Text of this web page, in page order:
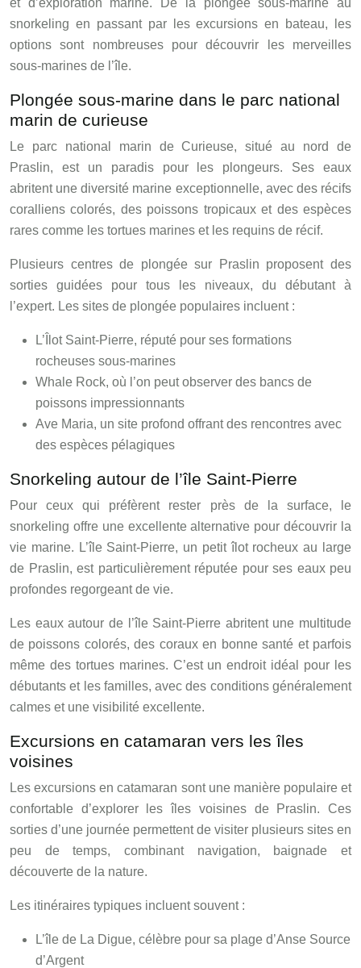
et d’exploration marine. De la plongée sous-marine au
snorkeling en passant par les excursions en bateau, les
options sont nombreuses pour découvrir les merveilles
sous-marines de l’île.
Plongée sous-marine dans le parc national
marin de curieuse
Le parc national marin de Curieuse, situé au nord de
Praslin, est un paradis pour les plongeurs. Ses eaux
abritent une diversité marine exceptionnelle, avec des récifs
coralliens colorés, des poissons tropicaux et des espèces
rares comme les tortues marines et les requins de récif.
Plusieurs centres de plongée sur Praslin proposent des
sorties guidées pour tous les niveaux, du débutant à
l’expert. Les sites de plongée populaires incluent :
L’Îlot Saint-Pierre, réputé pour ses formations
rocheuses sous-marines
Whale Rock, où l’on peut observer des bancs de
poissons impressionnants
Ave Maria, un site profond offrant des rencontres avec
des espèces pélagiques
Snorkeling autour de l’île Saint-Pierre
Pour ceux qui préfèrent rester près de la surface, le
snorkeling offre une excellente alternative pour découvrir la
vie marine. L’île Saint-Pierre, un petit îlot rocheux au large
de Praslin, est particulièrement réputée pour ses eaux peu
profondes regorgeant de vie.
Les eaux autour de l’île Saint-Pierre abritent une multitude
de poissons colorés, des coraux en bonne santé et parfois
même des tortues marines. C’est un endroit idéal pour les
débutants et les familles, avec des conditions généralement
calmes et une visibilité excellente.
Excursions en catamaran vers les îles
voisines
Les excursions en catamaran sont une manière populaire et
confortable d’explorer les îles voisines de Praslin. Ces
sorties d’une journée permettent de visiter plusieurs sites en
peu de temps, combinant navigation, baignade et
découverte de la nature.
Les itinéraires typiques incluent souvent :
L’île de La Digue, célèbre pour sa plage d’Anse Source
d’Argent